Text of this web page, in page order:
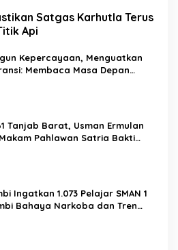
Satgas Karhutla Terus
Api
Kepercayaan, Menguatkan
Membaca Masa Depan
Tanjab Barat, Usman Ermulan
Pahlawan Satria Bakti
Ingatkan 1.073 Pelajar SMAN 1
Bahaya Narkoba dan Tren